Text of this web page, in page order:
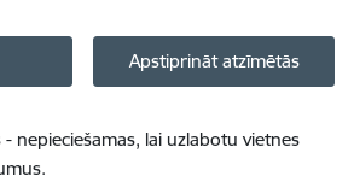
Apstiprināt atzīmētās
nepieciešamas, lai uzlabotu vietnes